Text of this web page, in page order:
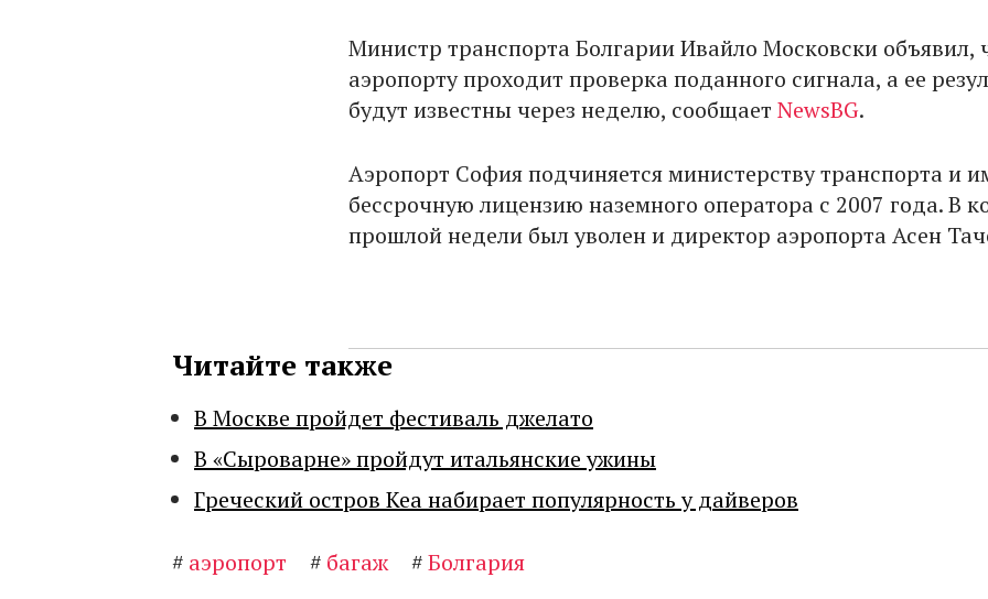
Министр транспорта Болгарии Ивайло Московски объявил,
аэропорту проходит проверка поданного сигнала, а ее
будут известны через неделю, сообщает NewsBG.
Аэропорт София подчиняется министерству транспорта и
бессрочную лицензию наземного оператора с 2007 года. В
прошлой недели был уволен и директор аэропорта Асен
Читайте также
В Москве пройдет фестиваль джелато
В «Сыроварне» пройдут итальянские ужины
Греческий остров Кеа набирает популярность у дайверов
# аэропорт # багаж #Болгария